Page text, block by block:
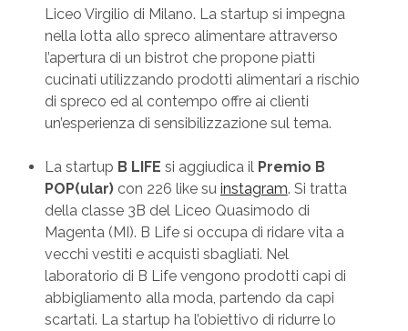
Liceo Virgilio di Milano. La startup si impegna
nella lotta allo spreco alimentare attraverso
l’apertura di un bistrot che propone piatti
cucinati utilizzando prodotti alimentari a rischio
di spreco ed al contempo offre ai clienti
un’esperienza di sensibilizzazione sul tema.
La startup B LIFE si aggiudica il Premio B
POP(ular) con 226 like su instagram. Si tratta
della classe 3B del Liceo Quasimodo di
Magenta (MI). B Life si occupa di ridare vita a
vecchi vestiti e acquisti sbagliati. Nel
laboratorio di B Life vengono prodotti capi di
abbigliamento alla moda, partendo da capi
scartati. La startup ha l’obiettivo di ridurre lo